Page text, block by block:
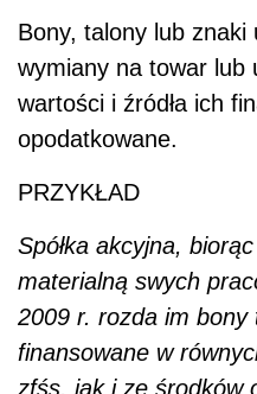
Bony, talony lub znaki
wymiany na towar lub
wartości i źródła ich
opodatkowane.
PRZYKŁAD
Spółka akcyjna,
materialną swych
2009 r. rozda im
finansowane w
zfśs, jak i ze środków